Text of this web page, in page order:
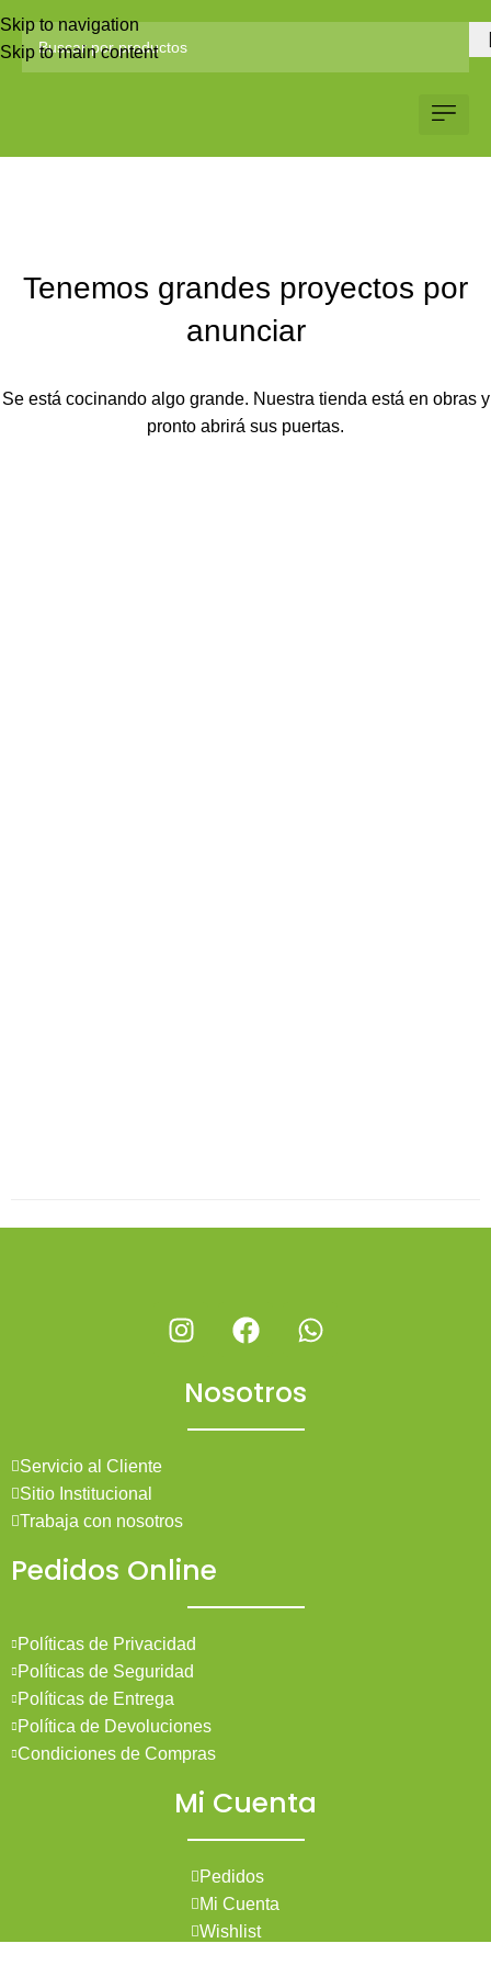
Skip to navigation
Skip to main content
Tenemos grandes proyectos por
anunciar
Se está cocinando algo grande. Nuestra tienda está en obras y
pronto abrirá sus puertas.
Nosotros
Servicio al Cliente
Sitio Institucional
Trabaja con nosotros
Pedidos Online
Políticas de Privacidad
Políticas de Seguridad
Políticas de Entrega
Política de Devoluciones
Condiciones de Compras
Mi Cuenta
Pedidos
Mi Cuenta
Wishlist